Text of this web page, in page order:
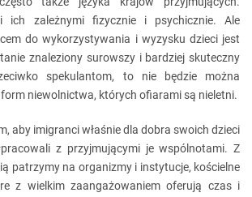
ich zależnymi fizycznie i psychicznie. Ale
do wykorzystywania i wyzysku dzieci jest
znaleziony surowszy i bardziej skuteczny
spekulantom, to nie będzie można
niewolnictwa, których ofiarami są nieletni.
aby imigranci właśnie dla dobra swoich dzieci
z przyjmującymi je wspólnotami. Z
patrzymy na organizmy i instytucje, kościelne
z wielkim zaangażowaniem oferują czas i